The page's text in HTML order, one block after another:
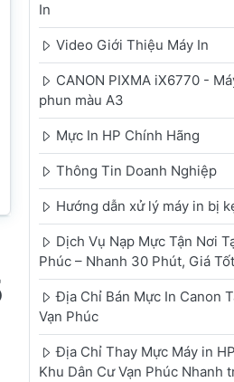
In
Video Giới Thiệu Máy In
CANON PIXMA iX6770 -
phun màu A3
Mực In HP Chính Hãng
Thông Tin Doanh Nghiệp
Hướng dẫn xử lý máy in bị
Dịch Vụ Nạp Mực Tận Nơi
Phúc – Nhanh 30 Phút, Giá Tốt
Địa Chỉ Bán Mực In Canon
Vạn Phúc
Địa Chỉ Thay Mực Máy in
Khu Dân Cư Vạn Phúc Nhanh